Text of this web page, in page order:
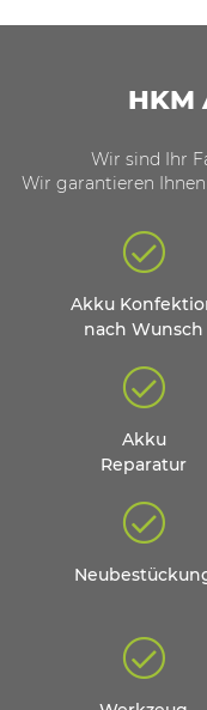
HKM
Wir sind Ihr
Wir garantieren
Akku
nach Wunsch
Akku
Reparatur